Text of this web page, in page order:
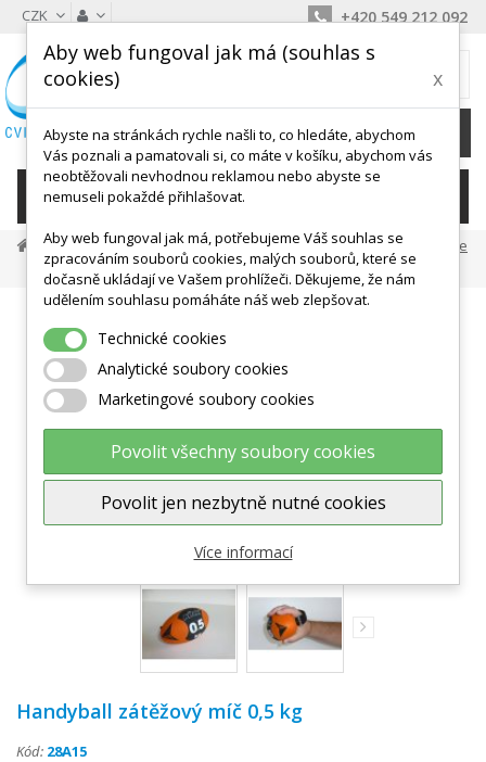
CZK +420 549 212 092
0 Kč
KATEGORIE
Posilování A Fitness Činky A Závaží
Medicinální Míče
Handyball Zátěžový Míč 0,5 Kg
Zobrazit větší
Handyball zátěžový míč 0,5 kg
Kód: 28A15
Aby web fungoval jak má (souhlas s
cookies)
x
Abyste na stránkách rychle našli to, co hledáte, abychom
Vás poznali a pamatovali si, co máte v košíku, abychom vás
neobtěžovali nevhodnou reklamou nebo abyste se
nemuseli pokaždé přihlašovat.
Aby web fungoval jak má, potřebujeme Váš souhlas se
zpracováním souborů cookies, malých souborů, které se
dočasně ukládají ve Vašem prohlížeči. Děkujeme, že nám
udělením souhlasu pomáháte náš web zlepšovat.
Technické cookies
Analytické soubory cookies
Marketingové soubory cookies
Povolit všechny soubory cookies
Povolit jen nezbytně nutné cookies
Více informací